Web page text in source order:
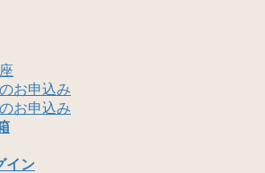
お申込み
お申込み
イン